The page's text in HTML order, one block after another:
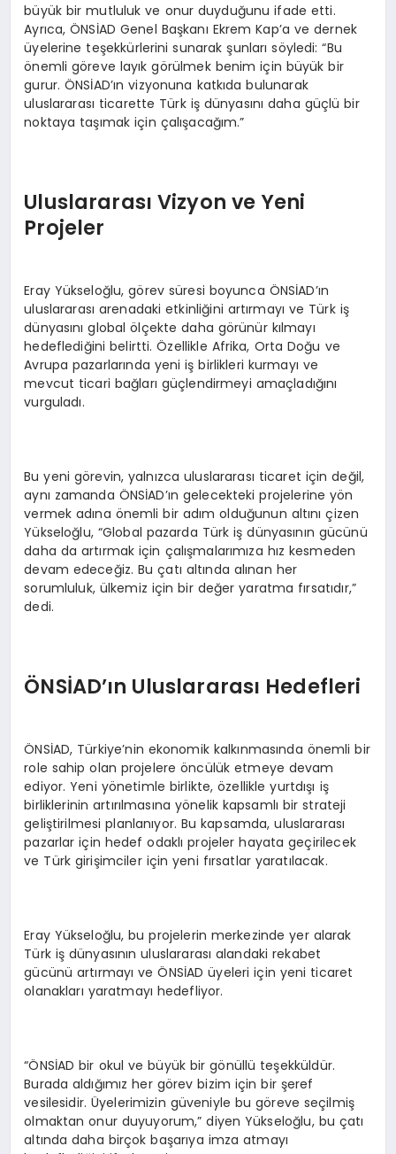
büyük bir mutluluk ve onur duyduğunu ifade etti.
Ayrıca, ÖNSİAD Genel Başkanı Ekrem Kap’a ve dernek
üyelerine teşekkürlerini sunarak şunları söyledi: “Bu
önemli göreve layık görülmek benim için büyük bir
gurur. ÖNSİAD’ın vizyonuna katkıda bulunarak
uluslararası ticarette Türk iş dünyasını daha güçlü bir
noktaya taşımak için çalışacağım.”
Uluslararası Vizyon ve Yeni
Projeler
Eray Yükseloğlu, görev süresi boyunca ÖNSİAD’ın
uluslararası arenadaki etkinliğini artırmayı ve Türk iş
dünyasını global ölçekte daha görünür kılmayı
hedeflediğini belirtti. Özellikle Afrika, Orta Doğu ve
Avrupa pazarlarında yeni iş birlikleri kurmayı ve
mevcut ticari bağları güçlendirmeyi amaçladığını
vurguladı.
Bu yeni görevin, yalnızca uluslararası ticaret için değil,
aynı zamanda ÖNSİAD’ın gelecekteki projelerine yön
vermek adına önemli bir adım olduğunun altını çizen
Yükseloğlu, “Global pazarda Türk iş dünyasının gücünü
daha da artırmak için çalışmalarımıza hız kesmeden
devam edeceğiz. Bu çatı altında alınan her
sorumluluk, ülkemiz için bir değer yaratma fırsatıdır,”
dedi.
ÖNSİAD’ın Uluslararası Hedefleri
ÖNSİAD, Türkiye’nin ekonomik kalkınmasında önemli bir
role sahip olan projelere öncülük etmeye devam
ediyor. Yeni yönetimle birlikte, özellikle yurtdışı iş
birliklerinin artırılmasına yönelik kapsamlı bir strateji
geliştirilmesi planlanıyor. Bu kapsamda, uluslararası
pazarlar için hedef odaklı projeler hayata geçirilecek
ve Türk girişimciler için yeni fırsatlar yaratılacak.
Eray Yükseloğlu, bu projelerin merkezinde yer alarak
Türk iş dünyasının uluslararası alandaki rekabet
gücünü artırmayı ve ÖNSİAD üyeleri için yeni ticaret
olanakları yaratmayı hedefliyor.
“ÖNSİAD bir okul ve büyük bir gönüllü teşekküldür.
Burada aldığımız her görev bizim için bir şeref
vesilesidir. Üyelerimizin güveniyle bu göreve seçilmiş
olmaktan onur duyuyorum,” diyen Yükseloğlu, bu çatı
altında daha birçok başarıya imza atmayı